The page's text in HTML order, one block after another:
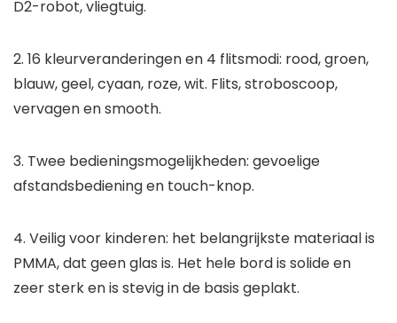
D2-robot, vliegtuig.
2. 16 kleurveranderingen en 4 flitsmodi: rood, groen,
blauw, geel, cyaan, roze, wit. Flits, stroboscoop,
vervagen en smooth.
3. Twee bedieningsmogelijkheden: gevoelige
afstandsbediening en touch-knop.
4. Veilig voor kinderen: het belangrijkste materiaal is
PMMA, dat geen glas is. Het hele bord is solide en
zeer sterk en is stevig in de basis geplakt.